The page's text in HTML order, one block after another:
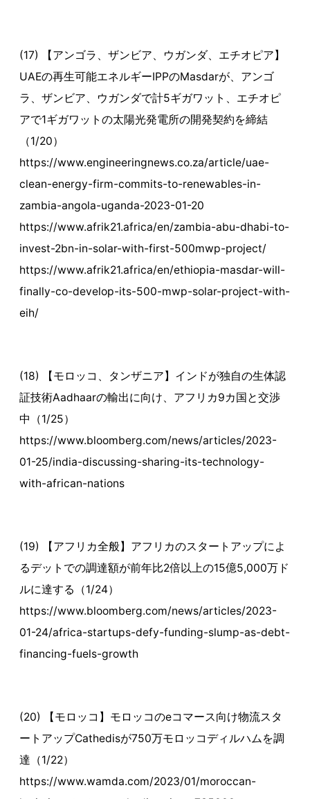
(17) 【アンゴラ、ザンビア、ウガンダ、エチオピア】
UAEの再生可能エネルギーIPPのMasdarが、アンゴ
ラ、ザンビア、ウガンダで計5ギガワット、エチオピ
アで1ギガワットの太陽光発電所の開発契約を締結
（1/20）
https://www.engineeringnews.co.za/article/uae-
clean-energy-firm-commits-to-renewables-in-
zambia-angola-uganda-2023-01-20
https://www.afrik21.africa/en/zambia-abu-dhabi-to-
invest-2bn-in-solar-with-first-500mwp-project/
https://www.afrik21.africa/en/ethiopia-masdar-will-
finally-co-develop-its-500-mwp-solar-project-with-
eih/
(18) 【モロッコ、タンザニア】インドが独自の生体認
証技術Aadhaarの輸出に向け、アフリカ9カ国と交渉
中（1/25）
https://www.bloomberg.com/news/articles/2023-
01-25/india-discussing-sharing-its-technology-
with-african-nations
(19) 【アフリカ全般】アフリカのスタートアップによ
るデットでの調達額が前年比2倍以上の15億5,000万ド
ルに達する（1/24）
https://www.bloomberg.com/news/articles/2023-
01-24/africa-startups-defy-funding-slump-as-debt-
financing-fuels-growth
(20) 【モロッコ】モロッコのeコマース向け物流スタ
ートアップCathedisが750万モロッコディルハムを調
達（1/22）
https://www.wamda.com/2023/01/moroccan-